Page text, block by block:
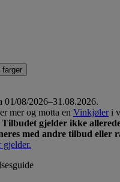
01/08/2026–31.08.2026.
mer og motta en Vinkjøleri
Tilbudet gjelder ikke
med andre tilbud eller
gjelder.